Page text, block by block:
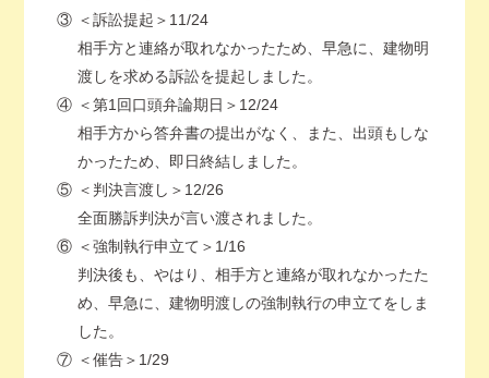
③ ＜訴訟提起＞11/24
相手方と連絡が取れなかったため、早急に、建物明
渡しを求める訴訟を提起しました。
④ ＜第1回口頭弁論期日＞12/24
相手方から答弁書の提出がなく、また、出頭もしな
かったため、即日終結しました。
⑤ ＜判決言渡し＞12/26
全面勝訴判決が言い渡されました。
⑥ ＜強制執行申立て＞1/16
判決後も、やはり、相手方と連絡が取れなかったた
め、早急に、建物明渡しの強制執行の申立てをしま
した。
⑦ ＜催告＞1/29